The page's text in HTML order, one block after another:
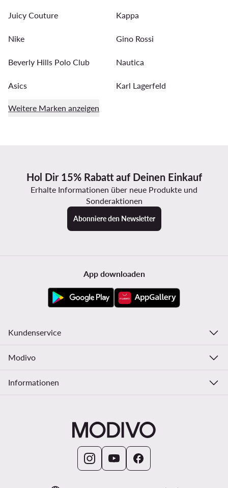
Juicy Couture Kappa
Nike Gino Rossi
Beverly Hills Polo Club Nautica
Asics Karl Lagerfeld
Weitere Marken anzeigen
Hol Dir 15% Rabatt auf Deinen Einkauf
Erhalte Informationen über neue Produkte und
Sonderaktionen
Abonniere den Newsletter
App downloaden
Kundenservice
Modivo
Informationen